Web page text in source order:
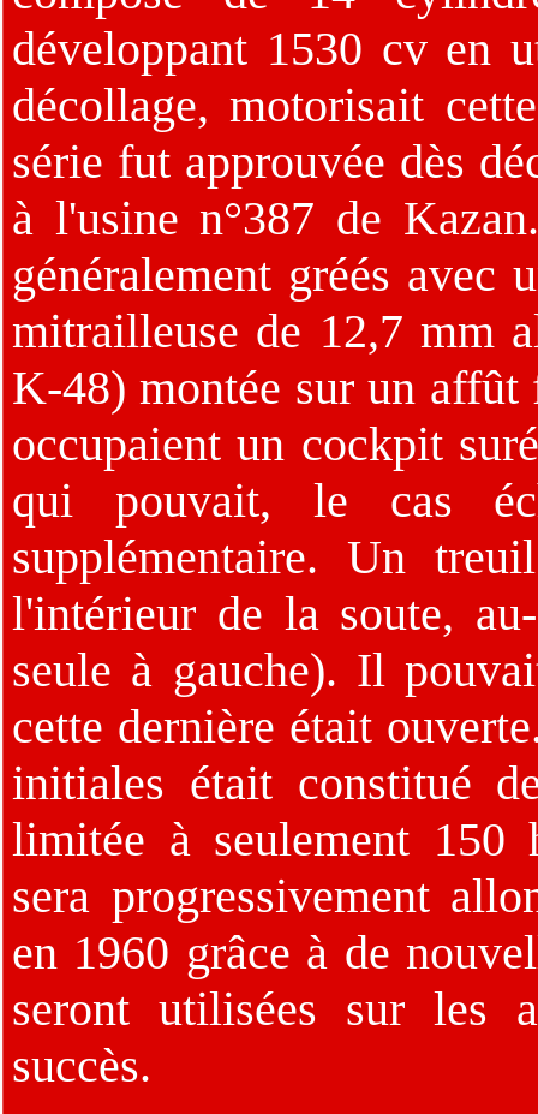
développant 1530 cv en
décollage, motorisait
série fut approuvée dès
à l'usine n°387 de
généralement gréés avec
mitrailleuse de 12,7 mm
K-48) montée sur un
occupaient un cockpit
qui pouvait, le cas
supplémentaire. Un
l'intérieur de la soute,
seule à gauche). Il
cette dernière était
initiales était constitué
limitée à seulement 150
sera progressivement
en 1960 grâce à de
seront utilisées sur les
succès.